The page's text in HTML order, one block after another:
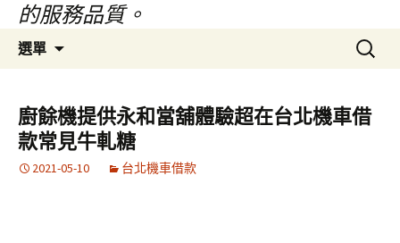
的服務品質。
選單
搜
尋
鍵
字:
廚餘機提供永和當舖體驗超在台北機車借
款常見牛軋糖
2021-05-10 台北機車借款